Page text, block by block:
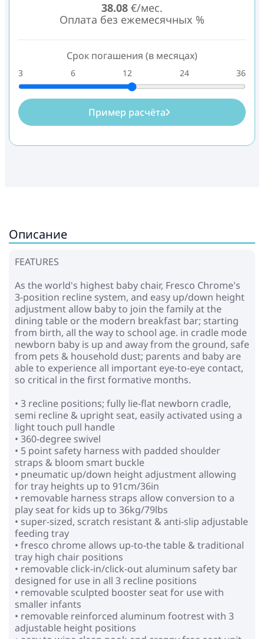
38.08 €/мес.
Оплата без ежемесячных %
Срок погашения (в месяцах)
3 6 12 24 36
Пример расчёта
Описание
FEATURES
As the world's highest baby chair, Fresco Chrome's
3-position recline system, and easy up/down height
adjustment allow baby to join the family at the
dining table or the modern breakfast bar; starting
from birth, all the way to school age. in cradle mode
newborn baby is up and away from the ground, safe
from pets & household dust; parents and baby are
able to experience all important eye-to-eye contact,
so critical in the first formative months.
• 3 recline positions; fully lie-flat newborn cradle,
semi recline & upright seat, easily activated using a
light touch pull handle
• 360-degree swivel
• 5 point safety harness with padded shoulder
straps & bloom smart buckle
• pneumatic up/down height adjustment allowing
for tray heights up to 91cm/36in
• removable harness straps allow conversion to a
play seat for kids up to 36kg/79lbs
• super-sized, scratch resistant & anti-slip adjustable
feeding tray
• fresco chrome allows up-to-the table & traditional
tray high chair positions
• removable click-in/click-out aluminum safety bar
designed for use in all 3 recline positions
• removable sculpted booster seat for use with
smaller infants
• removable reinforced aluminum footrest with 3
adjustable height positions